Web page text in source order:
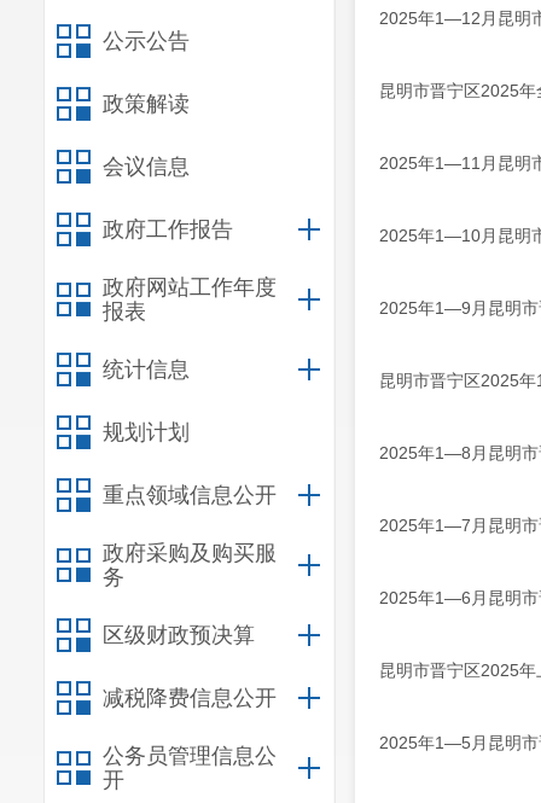
公示公告
政策解读
会议信息
政府工作报告
政府网站工作年度
报表
统计信息
规划计划
重点领域信息公开
政府采购及购买服
务
区级财政预决算
减税降费信息公开
公务员管理信息公
开
2025年1—12月昆明
昆明市晋宁区2025
2025年1—11月昆明
2025年1—10月昆明
2025年1—9月昆明市
昆明市晋宁区2025
2025年1—8月昆明市
2025年1—7月昆明市
2025年1—6月昆明市
昆明市晋宁区2025
2025年1—5月昆明市